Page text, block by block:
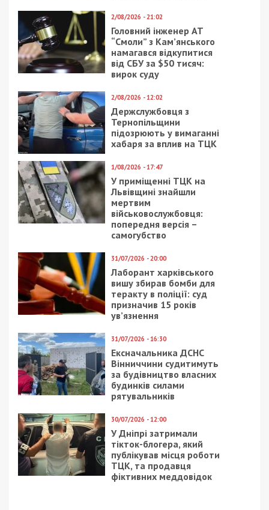
2/08/2026 - 21:02
Головний інженер АТ
“Смоли” з Кам’янського
намагався відкупитися
від СБУ за $50 тисяч:
вирок суду
2/08/2026 - 12:02
Держслужбовця з
Тернопільщини
підозрюють у вимаганні
хабаря за вплив на ТЦК
1/08/2026 - 17:47
У приміщенні ТЦК на
Львівщині знайшли
мертвим
військовослужбовця:
попередня версія –
самогубство
31/07/2026 - 20:00
Лаборант харківського
вишу збирав бомби для
теракту в поліції: суд
призначив 15 років
ув’язнення
31/07/2026 - 16:30
Ексначальника ДСНС
Вінниччини судитимуть
за будівництво власних
будинків силами
рятувальників
30/07/2026 - 12:00
У Дніпрі затримали
тікток-блогера, який
публікував місця роботи
ТЦК, та продавця
фіктивних меддовідок